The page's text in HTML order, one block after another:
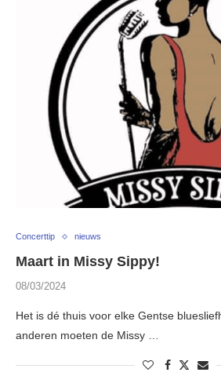
Concerttip nieuws
Maart in Missy Sippy!
08/03/2024
Het is dé thuis voor elke Gentse
anderen moeten de Missy …